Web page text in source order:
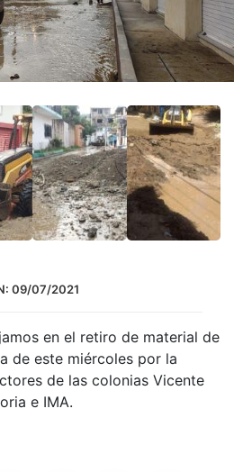
09/07/2021
en el retiro de material de
de este miércoles por la
de las colonias Vicente
e IMA.